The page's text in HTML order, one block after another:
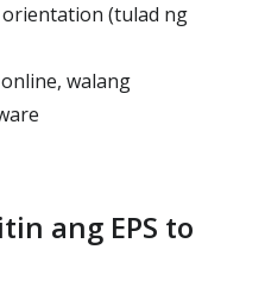
(tulad ng
walang
ang EPS to